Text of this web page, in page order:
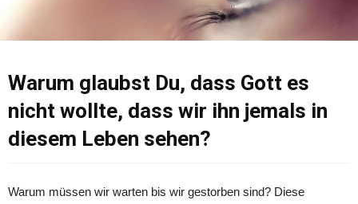
Warum glaubst Du, dass Gott es
nicht wollte, dass wir ihn jemals in
diesem Leben sehen?
Warum müssen wir warten bis wir gestorben sind? Diese